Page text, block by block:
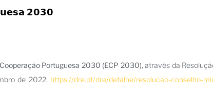
𝟮𝟬𝟯𝟬
Portuguesa 2030 (ECP 2030), através da
de 2022: https://dre.pt/dre/detalhe/resolucao-conselho-